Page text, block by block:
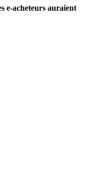
e-acheteurs auraient